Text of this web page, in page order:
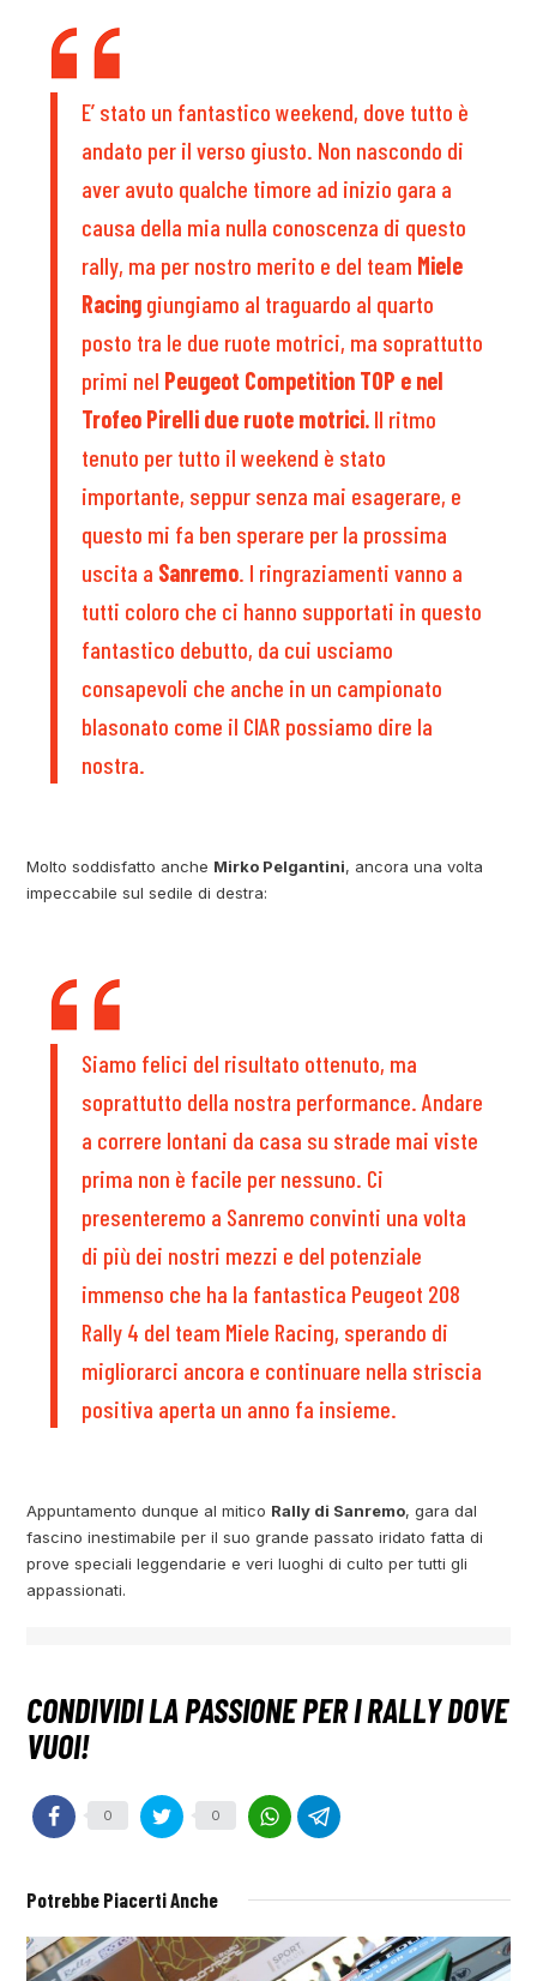
E’ stato un fantastico weekend, dove tutto è
andato per il verso giusto. Non nascondo di
aver avuto qualche timore ad inizio gara a
causa della mia nulla conoscenza di questo
rally, ma per nostro merito e del team Miele
Racing giungiamo al traguardo al quarto
posto tra le due ruote motrici, ma soprattutto
primi nel Peugeot Competition TOP e nel
Trofeo Pirelli due ruote motrici. Il ritmo
tenuto per tutto il weekend è stato
importante, seppur senza mai esagerare, e
questo mi fa ben sperare per la prossima
uscita a Sanremo. I ringraziamenti vanno a
tutti coloro che ci hanno supportati in questo
fantastico debutto, da cui usciamo
consapevoli che anche in un campionato
blasonato come il CIAR possiamo dire la
nostra.
Molto soddisfatto anche Mirko Pelgantini, ancora una volta
impeccabile sul sedile di destra:
Siamo felici del risultato ottenuto, ma
soprattutto della nostra performance. Andare
a correre lontani da casa su strade mai viste
prima non è facile per nessuno. Ci
presenteremo a Sanremo convinti una volta
di più dei nostri mezzi e del potenziale
immenso che ha la fantastica Peugeot 208
Rally 4 del team Miele Racing, sperando di
migliorarci ancora e continuare nella striscia
positiva aperta un anno fa insieme.
Appuntamento dunque al mitico Rally di Sanremo, gara dal
fascino inestimabile per il suo grande passato iridato fatta di
prove speciali leggendarie e veri luoghi di culto per tutti gli
appassionati.
0 0
Potrebbe Piacerti Anche